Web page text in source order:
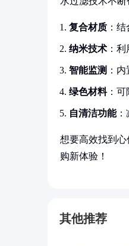
复合材质 ：
纳米技术 ：
智能监测 ：
绿色材料：可
自清洁功能：
想要高效找到
购新体验！
其他推荐